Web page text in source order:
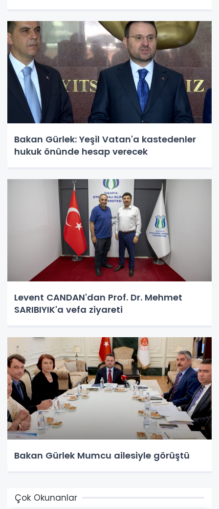
Bakan Gürlek: Yeşil Vatan'a kastedenler
hukuk önünde hesap verecek
Levent CANDAN'dan Prof. Dr. Mehmet
SARIBIYIK'a vefa ziyareti
Bakan Gürlek Mumcu ailesiyle görüştü
Çok Okunanlar